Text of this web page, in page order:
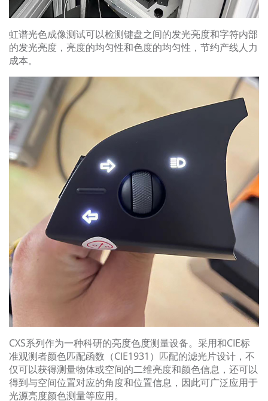
虹谱光色成像测试可以检测键盘之间的发光亮度和字符内部
的发光亮度，亮度的均匀性和色度的均匀性，节约产线人力
成本。
CXS系列作为一种科研的亮度色度测量设备。采用和CIE标
准观测者颜色匹配函数（CIE1931）匹配的滤光片设计，不
仅可以获得测量物体或空间的二维亮度和颜色信息，还可以
得到与空间位置对应的角度和位置信息，因此可广泛应用于
光源亮度颜色测量等应用。